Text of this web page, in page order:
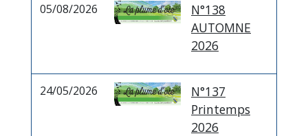
05/08/2026
N°138
AUTOMNE
2026
24/05/2026
N°137
Printemps
2026